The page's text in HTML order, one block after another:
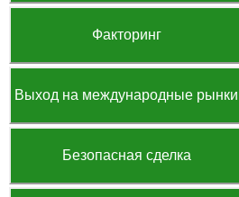
Факторинг
Выход на международные рынки
Безопасная сделка